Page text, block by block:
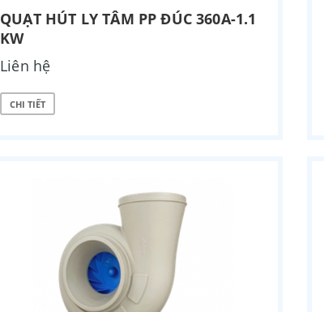
QUẠT HÚT LY TÂM PP ĐÚC 360A-1.1
KW
Liên hệ
CHI TIẾT